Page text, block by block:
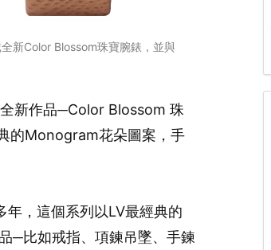
新Color Blossom珠寶腕錶，並與
新作品─Color Blossom 珠
的Monogram花朵圖案，手
，這個系列以LV最經典的
─比如戒指、項鍊吊墜、手鍊